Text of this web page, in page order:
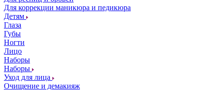
Для коррекции маникюра и педикюра
Детям
Глаза
Губы
Ногти
Лицо
Наборы
Наборы
Уход для лица
Очищение и демакияж